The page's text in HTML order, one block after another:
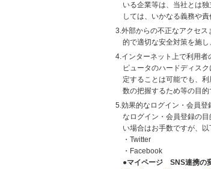
いる企業等は、当社とは
しては、いかなる義務や責
3.外部からの不正なアクセ
的で適切な安全対策を施し
4.インターネット上で利用
ピュータのハードディス
定することは可能でも、
数の把握するため等の目的
5.効果的なログイン・会員
なログイン・会員登録の
い場合はお手数ですが、
・Twitter
・Facebook
●マイページ SNS連携の